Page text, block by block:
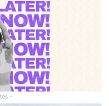
-